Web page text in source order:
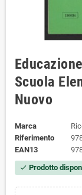
Scuola
Nuovo
Marca
Riferimento
EAN13
check Prodotto